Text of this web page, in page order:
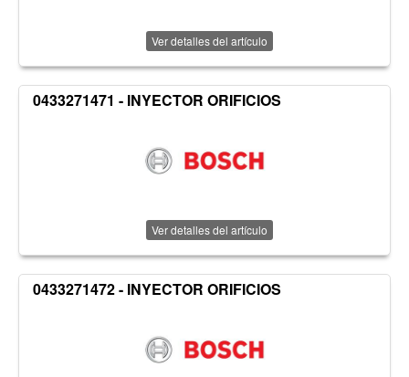
Ver detalles del artículo
0433271471 - INYECTOR ORIFICIOS
Ver detalles del artículo
0433271472 - INYECTOR ORIFICIOS